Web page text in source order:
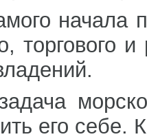
начала
торгового
его себе.